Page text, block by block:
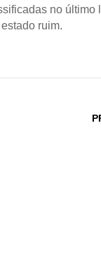
no último
ruim.